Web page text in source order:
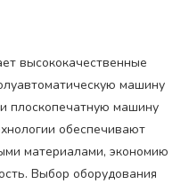
высококачественные
машину
плоскопечатную машину
обеспечивают
материалами, экономию
Выбор оборудования